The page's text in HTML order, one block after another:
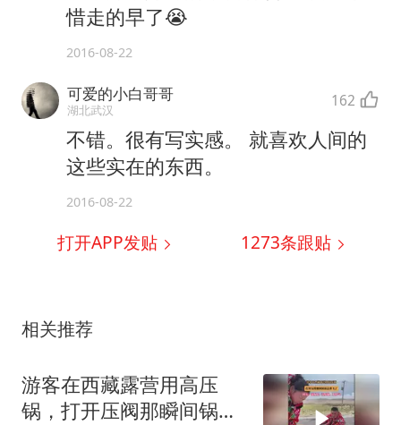
惜走的早了😭
2016-08-22
可爱的小白哥哥
湖北武汉 162
不错。很有写实感。 就喜欢人间的
这些实在的东西。
2016-08-22
打开APP发贴 1273条跟贴
相关推荐
游客在西藏露营用高压
锅，打开压阀那瞬间锅盖